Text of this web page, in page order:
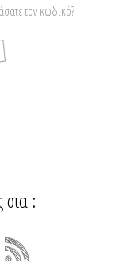
τον κωδικό?
στα :